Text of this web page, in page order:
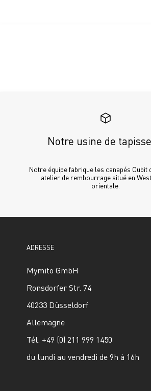
Notre usine de
Notre équipe fabrique les canapés Cubit
atelier de rembourrage situé en
orientale.
ADRESSE
Mymito GmbH
Ronsdorfer Str. 74
40233 Düsseldorf
Allemagne
Tél. +49 (0) 211 999 1450
du lundi au vendredi de 9h à 16h